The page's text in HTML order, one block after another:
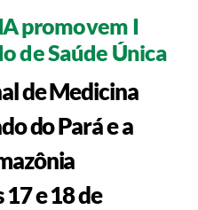
promovem I
de Saúde Única
de Medicina
do Pará e a
e 18 de